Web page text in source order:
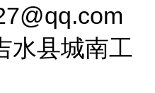
水县城南工